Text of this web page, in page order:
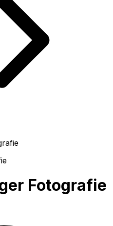
Fotografie